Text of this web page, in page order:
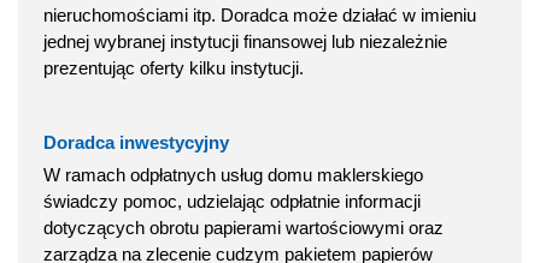
nieruchomościami itp. Doradca może działać w imieniu
jednej wybranej instytucji finansowej lub niezależnie
prezentując oferty kilku instytucji.
Doradca inwestycyjny
W ramach odpłatnych usług domu maklerskiego
świadczy pomoc, udzielając odpłatnie informacji
dotyczących obrotu papierami wartościowymi oraz
zarządza na zlecenie cudzym pakietem papierów